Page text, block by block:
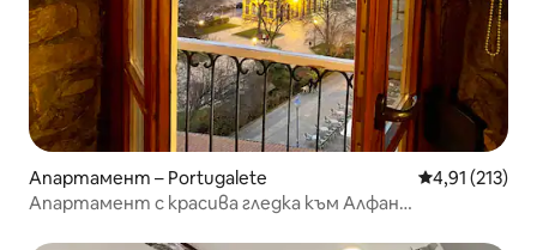
Апартамент – Portugalete Средна
4,91 (213)
Апартамент с красива гледка към Алфан